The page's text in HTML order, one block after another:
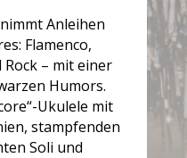
Anleihen
Flamenco,
Rock – mit einer
Humors.
Ukulele mit
stampfenden
Soli und